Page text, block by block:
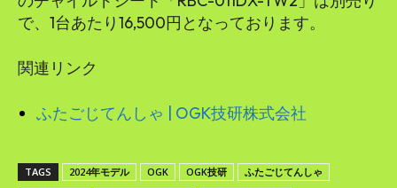
で、1台あたり16,500円となっております。
関連リンク
ふたごじてんしゃ | OGK技研株式会社
TAGS 2024年モデル OGK OGK技研
ふたごじてんしゃ